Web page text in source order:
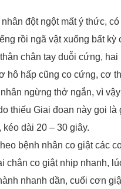
nhân đột ngột mất ý thức,
rồi ngã vật xuống bất kỳ
chân tay duỗi cứng, hai
hô hấp cũng co cứng, cơ
ngừng thở ngắn, vì
thiếu Giai đoạn này gọi là
kéo dài 20 – 30 giây.
bệnh nhân co giật các
chân co giật nhịp nhanh,
nhanh dần, cuối cơn